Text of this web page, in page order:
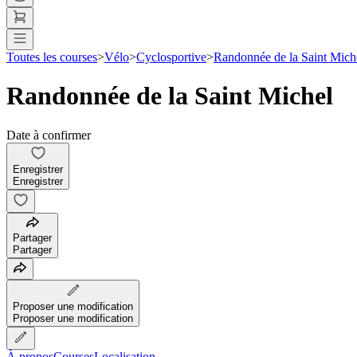
Toutes les courses>Vélo>Cyclosportive>Randonnée de la Saint
Randonnée de la Saint Michel
Date à confirmer
Enregistrer
Enregistrer
Partager
Partager
Proposer une modification
Proposer une modification